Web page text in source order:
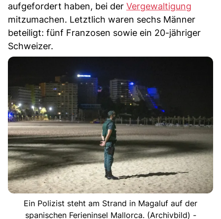
aufgefordert haben, bei der Vergewaltigung
mitzumachen. Letztlich waren sechs Männer
beteiligt: fünf Franzosen sowie ein 20-jähriger
Schweizer.
Ein Polizist steht am Strand in Magaluf auf der
spanischen Ferieninsel Mallorca. (Archivbild) -